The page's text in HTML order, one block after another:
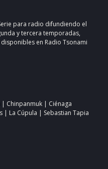
para radio difundiendo el
y tercera temporadas,
en Radio Tsonami
| Chinpanmuk | Ciénaga
| La Cúpula | Sebastian Tapia